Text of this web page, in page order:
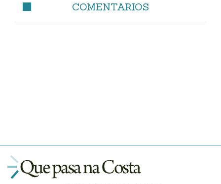
COMENTARIOS